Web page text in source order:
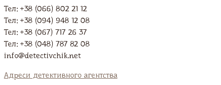
Тел: +38 (066) 802 21 12
Тел: +38 (094) 948 12 08
Тел: +38 (067) 717 26 37
Тел: +38 (048) 787 82 08
info@detectivchik.net
Адреси детективного агентства